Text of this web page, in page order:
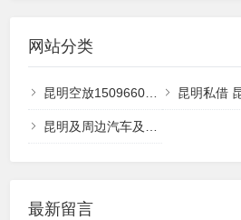
网站分类
昆明空放15096601093 昆明私人借款 昆明快速借钱昆明个人借款 昆明急用钱 昆明私借 昆明急用
昆明及周边汽车及黄金铂金 电子产品手表等抵押借款15096601093
最新留言